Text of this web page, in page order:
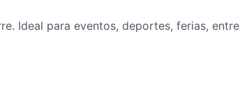
Ideal para eventos, deportes, ferias, entre